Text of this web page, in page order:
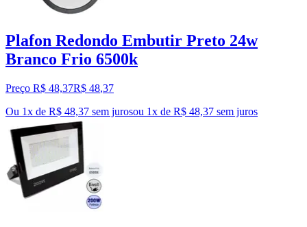
Plafon Redondo Embutir Preto 24w
Branco Frio 6500k
Preço R$ 48,37R$ 48,37
Ou 1x de R$ 48,37 sem jurosou 1x de R$ 48,37 sem juros